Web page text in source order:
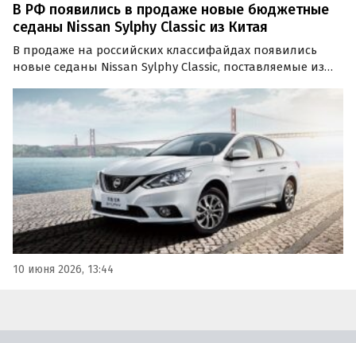
В РФ появились в продаже новые бюджетные
седаны Nissan Sylphy Classic из Китая
В продаже на российских классифайдах появились
новые седаны Nissan Sylphy Classic, поставляемые из
из наличия, так и под заказ, а цены на нее на одном из
таких сайтов стартуют от 1 450 000 рублей…
10 июня 2026, 13:44